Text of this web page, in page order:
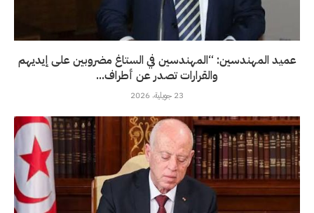
عميد المهندسين: “المهندسين في الستاغ مضروبين على إيديهم
والقرارات تصدر عن أطراف...
23 جويلية، 2026